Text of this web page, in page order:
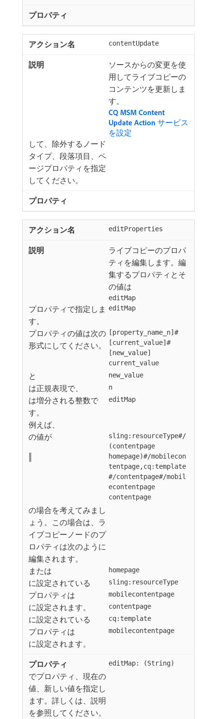
contentUpdate
ソースからの変更を使
用してライブコピーの
コンテンツを更新しま
す。
CQ MSM Content
Update Action サービス
を設定
して、除外するノード
タイプ、段落項目、ペ
ージプロパティを指定
してください。
editProperties
ライブコピーのプロパ
ティを編集します。編
集するプロパティとそ
の値は
editMap
プロパティで指定しま
す。
editMap
プロパティの値は次の
形式にしてください。
[property_name_n]#
[current_value]#
[new_value]
current_value
と new_value
は正規表現で、 n
は増分される整数で
す。
例えば、
editMap
の値が
sling:resourceType#/
(contentpage
homepage)#/mobilecon
tentpage,cq:template
#/contentpage#/mobil
econtentpage
の場合を考えてみまし
ょう。この場合は、ラ
イブコピーノードのプ
ロパティは次のように
編集されます。
contentpage
または homepage
に設定されている sling:resourceType
プロパティは mobilecontentpage
に設定されます。 contentpage
に設定されている cq:template
プロパティは mobilecontentpage
に設定されます。
editMap: (String)
でプロパティ、現在の
値、新しい値を指定し
ます。詳しくは、説明
を参照してください。